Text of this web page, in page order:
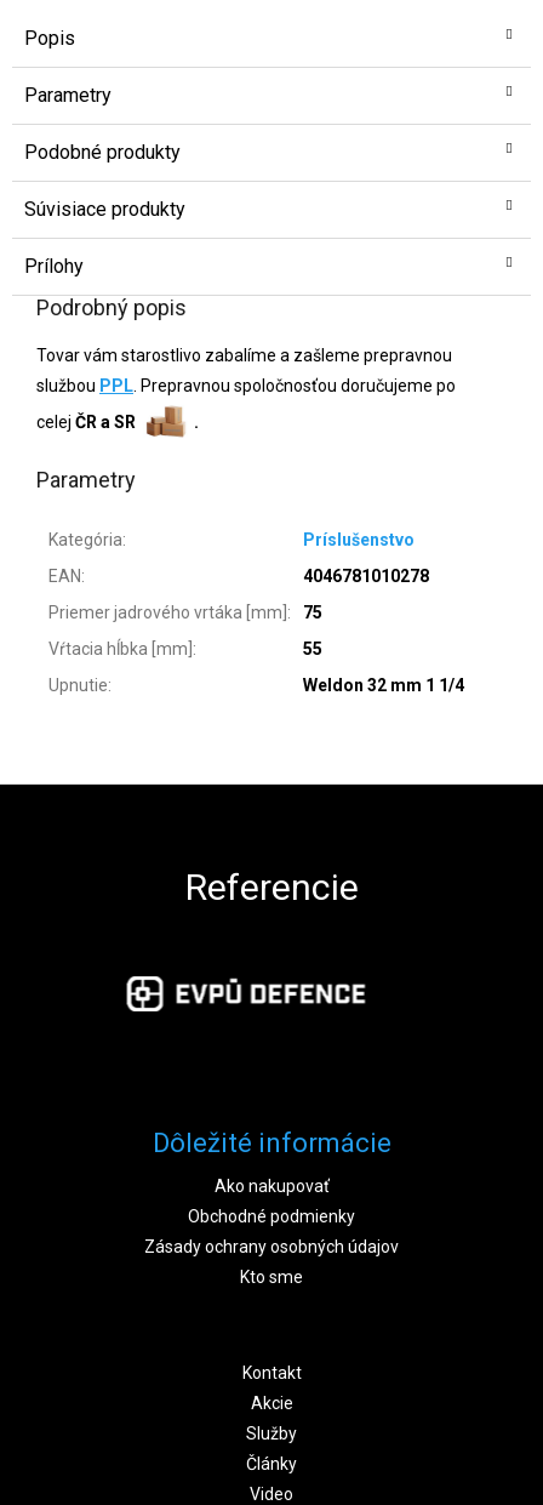
Popis
Parametry
Podobné produkty
Súvisiace produkty
Prílohy
Podrobný popis
Tovar vám starostlivo zabalíme a zašleme prepravnou
službou PPL . Prepravnou spoločnosťou doručujeme po
celej ČR a SR .
Parametry
Kategória:
Príslušenstvo
EAN:
4046781010278
Priemer jadrového vrtáka [mm] :
75
Vŕtacia hĺbka [mm] :
55
Upnutie: Weldon 32 mm 1 1/4
Referencie
Dôležité informácie
Ako nakupovať
Obchodné podmienky
Zásady ochrany osobných údajov
Kto sme
Kontakt
Akcie
Služby
Články
Video